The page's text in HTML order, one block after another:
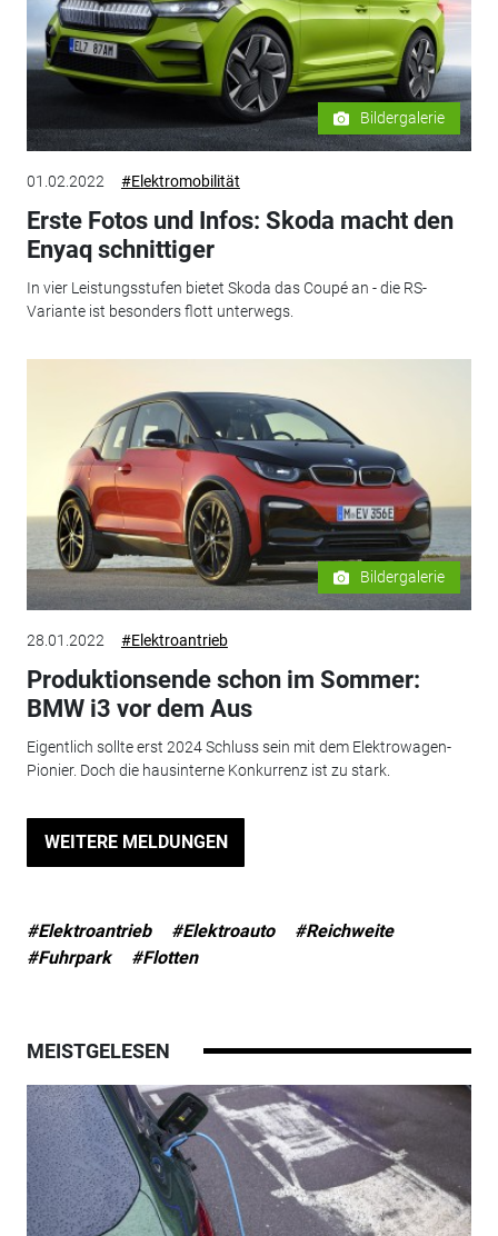
Bildergalerie
01.02.2022 #Elektromobilität
Erste Fotos und Infos: Skoda macht den
Enyaq schnittiger
In vier Leistungsstufen bietet Skoda das Coupé an - die RS-
Variante ist besonders flott unterwegs.
Bildergalerie
28.01.2022 #Elektroantrieb
Produktionsende schon im Sommer:
BMW i3 vor dem Aus
Eigentlich sollte erst 2024 Schluss sein mit dem Elektrowagen-
Pionier. Doch die hausinterne Konkurrenz ist zu stark.
WEITERE MELDUNGEN
#Elektroantrieb #Elektroauto
#Reichweite
#Fuhrpark
#Flotten
MEISTGELESEN